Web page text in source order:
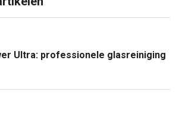
Ultra: professionele glasreiniging